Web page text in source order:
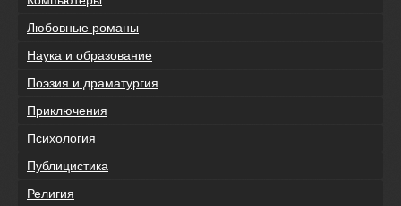
Любовные романы
Наука и образование
Поэзия и драматургия
Приключения
Психология
Публицистика
Религия